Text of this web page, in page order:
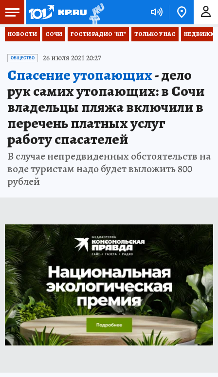
НОВОСТИ СОЧИ ГОСТИ РАДИО "КП" ТОЛЬКО У НАС НЕДВИЖКА
ОБЩЕСТВО 26 июля 2021 20:27
Спасение утопающих- дело
рук самих утопающих: в Сочи
владельцы пляжа включили в
перечень платных услуг
работу спасателей
В случае непредвиденных обстоятельств на
воде туристам надо будет выложить 800
рублей